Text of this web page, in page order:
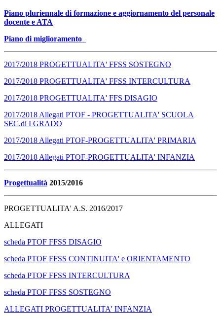
Piano pluriennale di formazione e aggiornamento del personale
docente e ATA
Piano di miglioramento
2017/2018 PROGETTUALITA' FFSS SOSTEGNO
2017/2018 PROGETTUALITA' FFSS INTERCULTURA
2017/2018 PROGETTUALITA' FFS DISAGIO
2017/2018 Allegati PTOF - PROGETTUALITA' SCUOLA
SEC.di I GRADO
2017/2018 Allegati PTOF-PROGETTUALITA' PRIMARIA
2017/2018 Allegati PTOF-PROGETTUALITA' INFANZIA
Progettualità 2015/2016
PROGETTUALITA' A.S. 2016/2017
ALLEGATI
scheda PTOF FFSS DISAGIO
scheda PTOF FFSS CONTINUITA' e ORIENTAMENTO
scheda PTOF FFSS INTERCULTURA
scheda PTOF FFSS SOSTEGNO
ALLEGATI PROGETTUALITA' INFANZIA